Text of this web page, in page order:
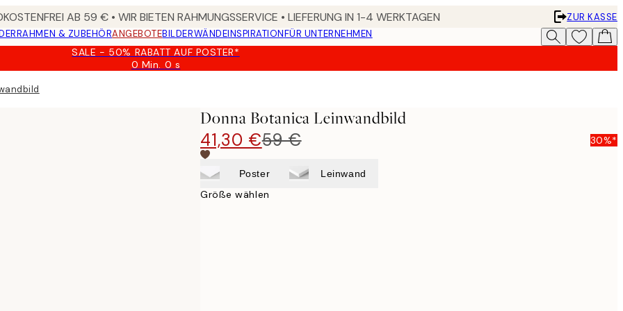
AB 59 € • WIR BIETEN RAHMUNGSSERVICE • LIEFERUNG IN 1-4 WERKTAGEN
ZUR KASSE
RAHMEN & ZUBEHÖRANGEBOTEBILDERWÄNDEINSPIRATIONFÜR UNTERNEHMEN
SALE - 50% RABATT AUF POSTER*
0 Min. 0 s
Gültig
Donna Botanica Leinwandbild
41,30 €59 € 30%*
Poster Leinwand
Größe wählen